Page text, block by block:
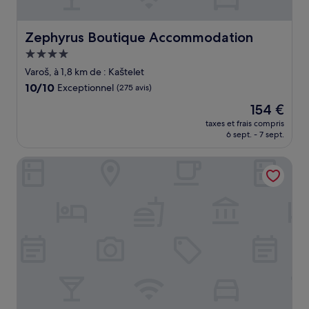
Zephyrus Boutique Accommodation
Zephyrus Boutique Accommodation
Hébergement
4.0 étoiles
Varoš, à 1,8 km de : Kaštelet
10.0
10/10 Exceptionnel (275 avis)
Le
nouveau
prix
de
154 €
154 €
taxes et frais compris
6 sept. - 7 sept.